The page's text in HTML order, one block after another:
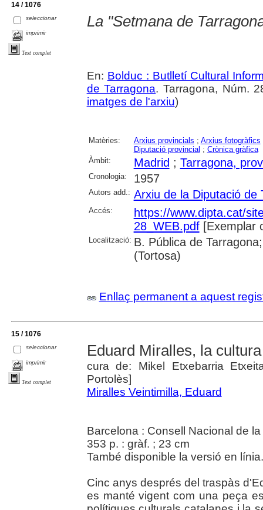
14 / 1076
seleccionar
imprimir
Text complet
La "Setmana de
En: Bolduc : Butlletí Cultural
de Tarragona. Tarragona, Núm.
imatges de l'arxiu)
Matèries: Arxius provincials ; Arxius fotogràfics
Diputació provincial ; Crònica gràfica
Àmbit:
Madrid ; Tarragona,
Cronologia: 1957
Autors add.: Arxiu de la Diputació de
Accés:
https://www.dipta.cat/
28_WEB.pdf[Exemplar
Localització: B. Pública de
(Tortosa)
Enllaç permanent a aquest
15 / 1076
seleccionar
imprimir
Text complet
Eduard Miralles, la
cura de: Mikel Etxebarria
Portolès]
Miralles Veintimilla, Eduard
Barcelona : Consell Nacional de
353 p. : gràf. ; 23 cm
També disponible la versió en
Cinc anys després del traspàs
es manté vigent com una peça